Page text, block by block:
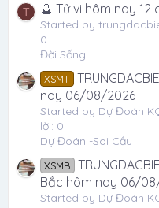
T 🔮 Tử vi hôm nay
Started by
0
Đời Sống
XSMT
nay 06/08/2026
Started by Dự Đoán
lời: 0
Dự Đoán -Soi Cầu
XSMB
Bắc hôm nay 06/
Started by Dự Đoán